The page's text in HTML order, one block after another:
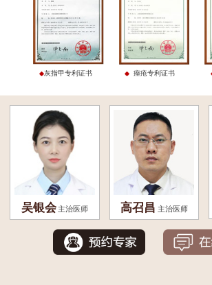
灰指甲专利证书 痤疮专利证书
吴银会 主治医师 高召昌 主治医师